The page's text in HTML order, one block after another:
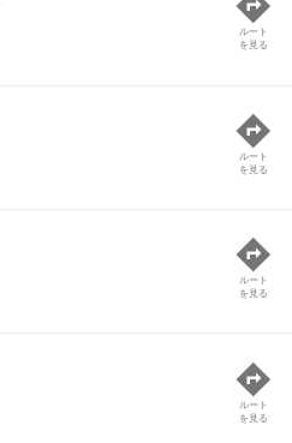
ルート
を見る
ルート
を見る
ルート
を見る
ルート
を見る